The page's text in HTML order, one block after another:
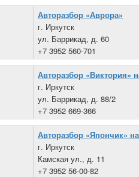
Авторазбор «Аврора»
г. Иркутск
ул. Баррикад, д. 60
+7 3952 560-701
Авторазбор «Виктория»
г. Иркутск
ул. Баррикад, д. 88/2
+7 3952 669-366
Авторазбор «Япончик»
г. Иркутск
Камская ул., д. 11
+7 3952 56-00-82